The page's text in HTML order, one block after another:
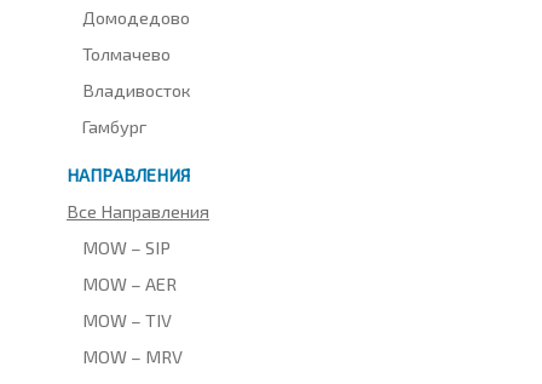
Домодедово
Толмачево
Владивосток
Гамбург
НАПРАВЛЕНИЯ
Все Направления
MOW – SIP
MOW – AER
MOW – TIV
MOW – MRV